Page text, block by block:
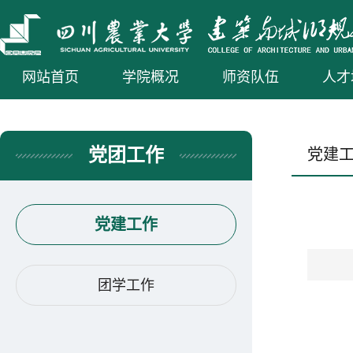
网站首页 学院概况 师资队伍 人
党团工作
党建工作
团学工作
党建